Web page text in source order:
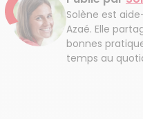
Solène est
Azaé. Elle
bonnes
temps au